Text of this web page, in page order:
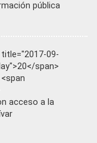
pública
09-
span>
acceso a la